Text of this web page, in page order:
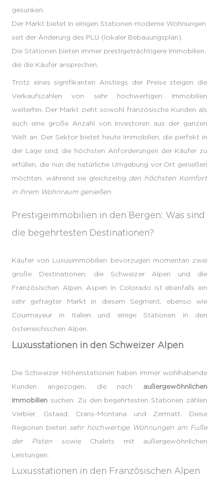
gesunken.
Der Markt bietet in einigen Stationen moderne Wohnungen
seit der Änderung des PLU (lokaler Bebauungsplan).
Die Stationen bieten immer prestigeträchtigere Immobilien,
die die Käufer ansprechen.
Trotz eines signifikanten Anstiegs der Preise steigen die
Verkaufszahlen von sehr hochwertigen Immobilien
weiterhin. Der Markt zieht sowohl französische Kunden als
auch eine große Anzahl von Investoren aus der ganzen
Welt an. Der Sektor bietet heute Immobilien, die perfekt in
der Lage sind, die höchsten Anforderungen der Käufer zu
erfüllen, die nun die natürliche Umgebung vor Ort genießen
möchten, während sie gleichzeitig den höchsten Komfort
in ihrem Wohnraum genießen
Prestigeimmobilien in den Bergen: Was sind
die begehrtesten Destinationen?
Käufer von Luxusimmobilien bevorzugen momentan zwei
große Destinationen: die Schweizer Alpen und die
Französischen Alpen. Aspen in Colorado ist ebenfalls ein
sehr gefragter Markt in diesem Segment, ebenso wie
Courmayeur in Italien und einige Stationen in den
österreichischen Alpen.
Luxusstationen in den Schweizer Alpen
Die Schweizer Höhenstationen haben immer wohlhabende
Kunden angezogen, die nach außergewöhnlichen
Immobilien suchen. Zu den begehrtesten Stationen zählen
Verbier, Gstaad, Crans-Montana und Zermatt. Diese
Regionen bieten sehr hochwertige Wohnungen am Fuße
der Pisten sowie Chalets mit außergewöhnlichen
Leistungen.
Luxusstationen in den Französischen Alpen